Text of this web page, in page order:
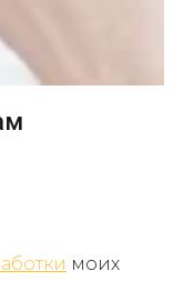
моих